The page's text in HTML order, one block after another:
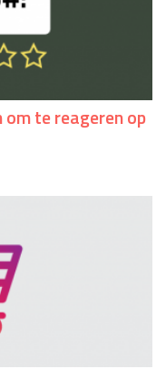
te reageren op